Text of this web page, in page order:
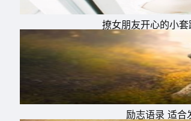
撩女朋友开心的小
励志语录 适合